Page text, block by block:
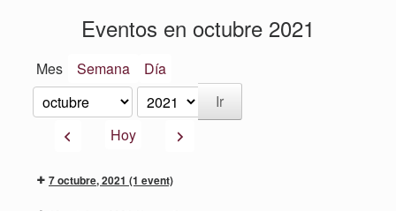
Eventos en octubre 2021
Mes Semana Día
Mes
Año
AnteriorHoy Siguiente
7 octubre, 2021 (1 event)